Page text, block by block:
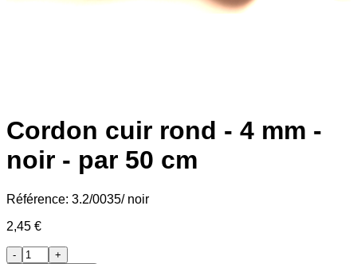
Cordon cuir rond - 4 mm -
noir - par 50 cm
Référence: 3.2/0035/ noir
2,45 €
-
+